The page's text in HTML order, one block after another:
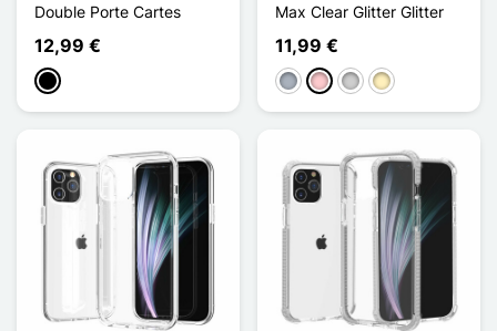
Double Porte Cartes
12,99 €
Preto
Max Clear Glitter Glitter
11,99 €
Cinzento
RosaPrataOuro